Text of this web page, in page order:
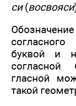
си(восвояси
буквой и
гласной
такой